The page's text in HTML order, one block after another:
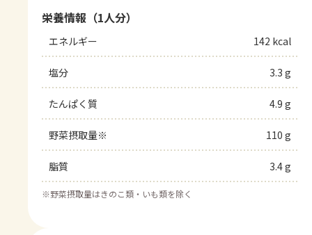
栄養情報（1人分）
エネルギー 142 kcal
塩分 3.3 g
たんぱく質 4.9 g
野菜摂取量※ 110 g
脂質 3.4 g
※野菜摂取量はきのこ類・いも類を除く